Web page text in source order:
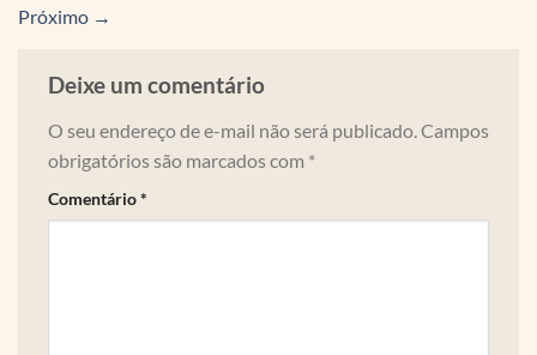
Próximo →
Deixe um comentário
O seu endereço de e-mail não será publicado.Campos
obrigatórios são marcados com *
Comentário*